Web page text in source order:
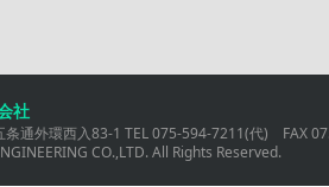
社
条通外環西入83-1 TEL 075-594-7211(代) FAX
CO.,LTD. All Rights Reserved.